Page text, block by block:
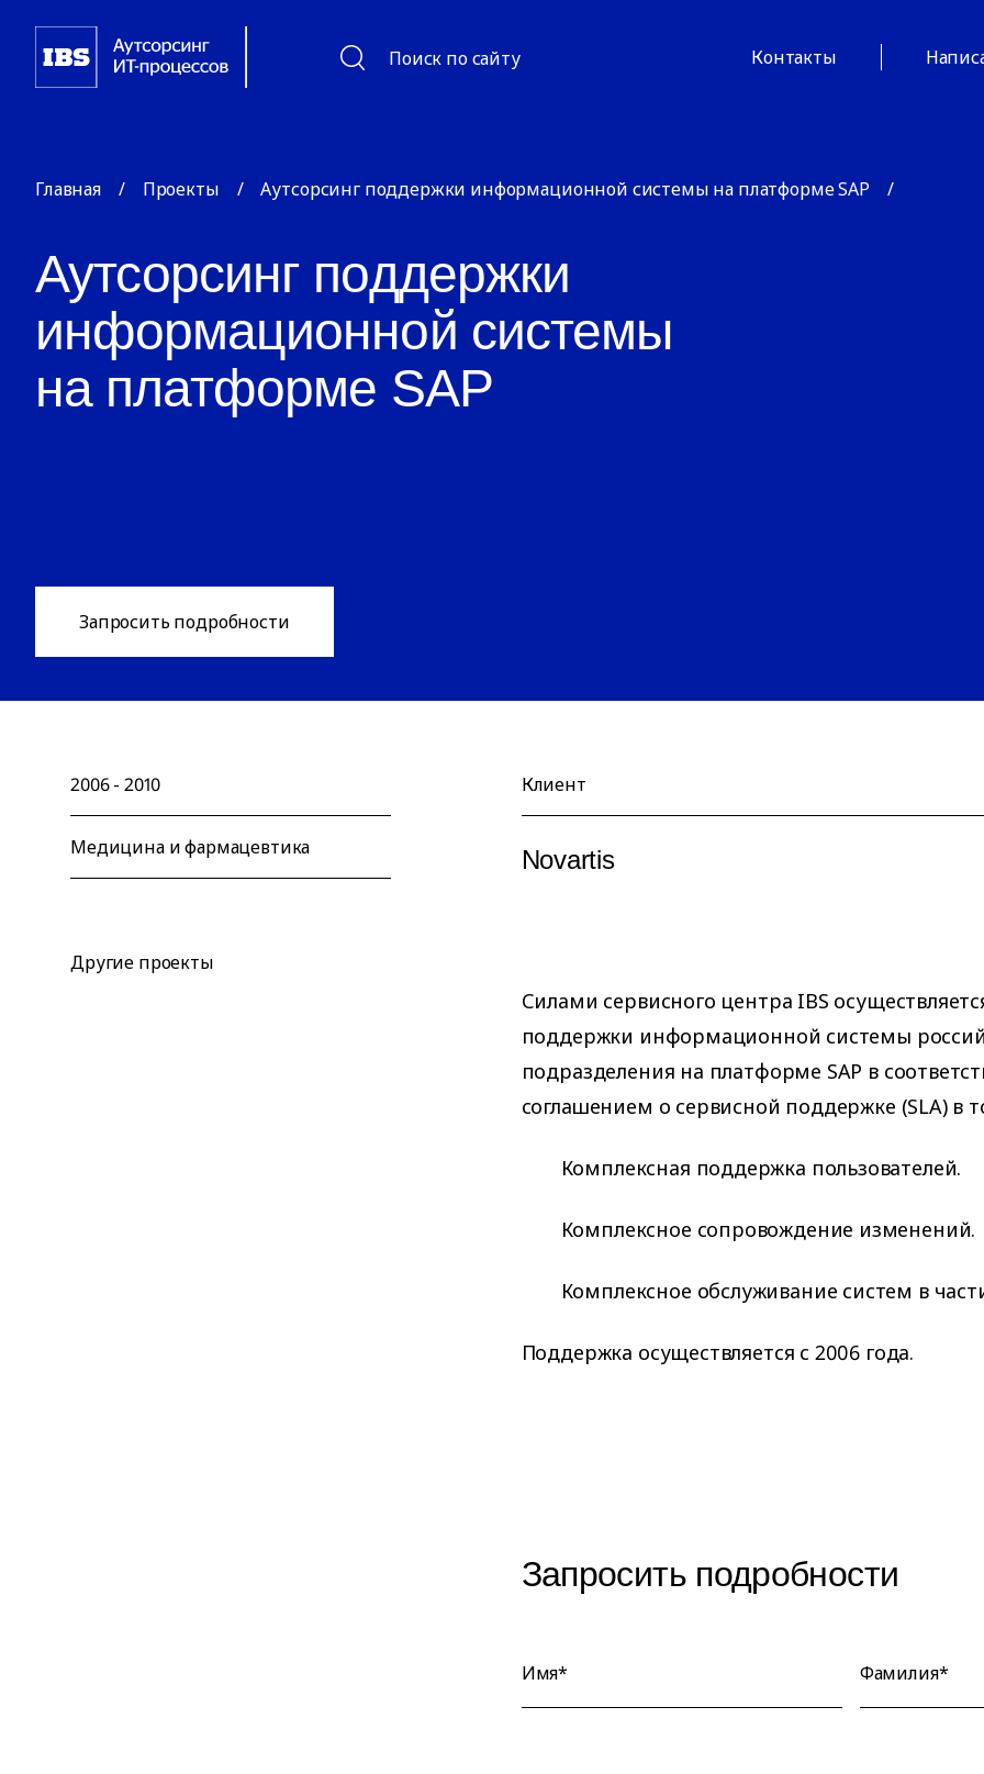
Поиск по сайту Контакты
Главная / Проекты / Аутсорсинг поддержки информационной системы на платформе SAP /
Аутсорсинг поддержки
информационной системы
на платформе SAP
Запросить подробности
2006 - 2010
Медицина и фармацевтика
Другие проекты
Клиент
Novartis
Силами сервисного центра IBS
поддержки информационной системы
подразделения на платформе SAP в
соглашением о сервисной поддержке (SLA) в
Комплексная поддержка пользователей.
Комплексное сопровождение изменений.
Комплексное обслуживание систем в
Поддержка осуществляется с 2006 года.
Запросить подробности
Имя* Фамилия*